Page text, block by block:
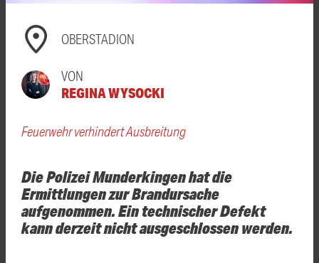
OBERSTADION
VON
REGINA WYSOCKI
Feuerwehr verhindert Ausbreitung
Die Polizei Munderkingen hat die
Ermittlungen zur Brandursache
aufgenommen. Ein technischer Defekt
kann derzeit nicht ausgeschlossen werden.